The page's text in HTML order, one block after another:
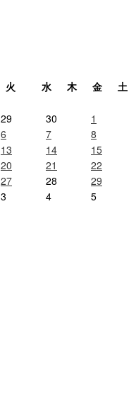
火 水 木 金 土
29 30
1
6 7
8
13 14
15
20 21
22
27 28
29
3 4 5